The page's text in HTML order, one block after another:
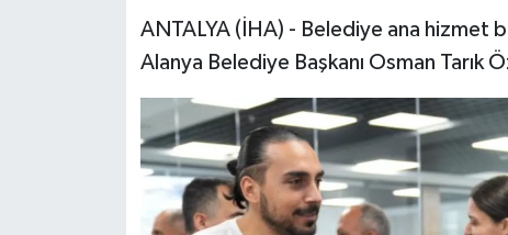
ANTALYA (İHA) - Belediye ana hizmet
Alanya Belediye Başkanı Osman Tarık